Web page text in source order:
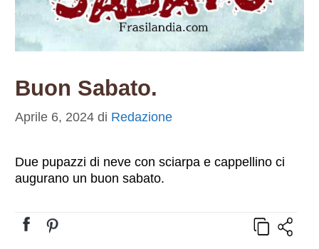
Buon Sabato.
Aprile 6, 2024 di Redazione
Due pupazzi di neve con sciarpa e cappellino ci
augurano un buon sabato.